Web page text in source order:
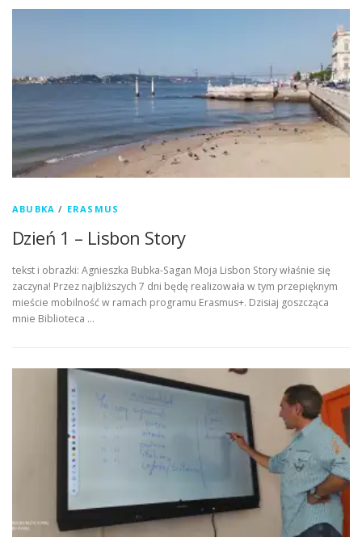
ABUBKA / ERASMUS
Dzień 1 – Lisbon Story
tekst i obrazki: Agnieszka Bubka-Sagan Moja Lisbon Story właśnie się
zaczyna! Przez najbliższych 7 dni będę realizowała w tym przepięknym
mieście mobilność w ramach programu Erasmus+. Dzisiaj goszcząca
mnie Biblioteca …